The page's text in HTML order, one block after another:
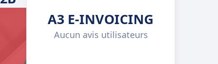
A3 E-INVOICING
Aucun avis utilisateurs